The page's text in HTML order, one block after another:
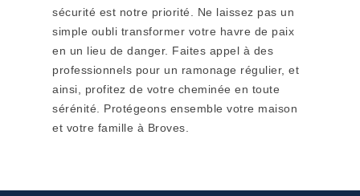
sécurité est notre priorité. Ne laissez pas un
simple oubli transformer votre havre de paix
en un lieu de danger. Faites appel à des
professionnels pour un ramonage régulier, et
ainsi, profitez de votre cheminée en toute
sérénité. Protégeons ensemble votre maison
et votre famille à Broves.